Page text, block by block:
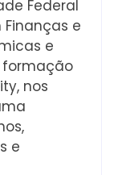
Federal
Finanças e
e
formação
nos
e